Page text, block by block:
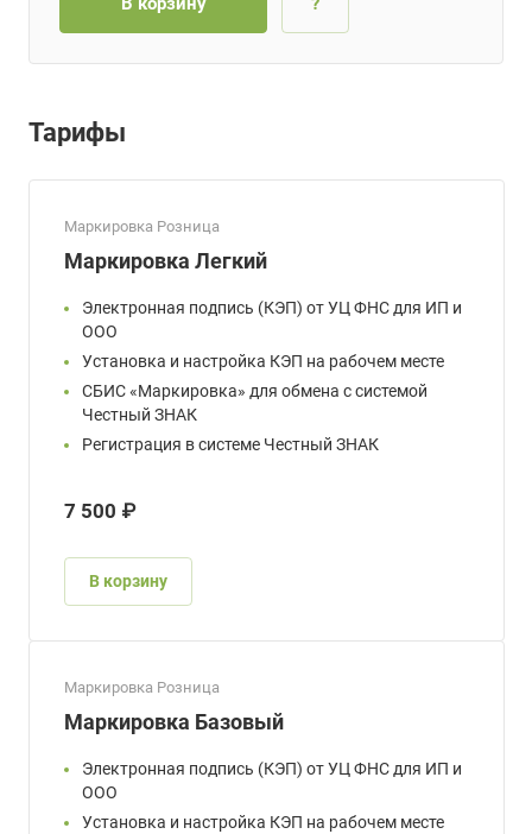
Тарифы
Маркировка Розница
Маркировка Легкий
Электронная подпись (КЭП) от УЦ ФНС для ИП и
ООО
Установка и настройка КЭП на рабочем месте
СБИС «Маркировка» для обмена с системой
Честный ЗНАК
Регистрация в системе Честный ЗНАК
7 500 ₽
В корзину
Маркировка Розница
Маркировка Базовый
Электронная подпись (КЭП) от УЦ ФНС для ИП и
ООО
Установка и настройка КЭП на рабочем месте